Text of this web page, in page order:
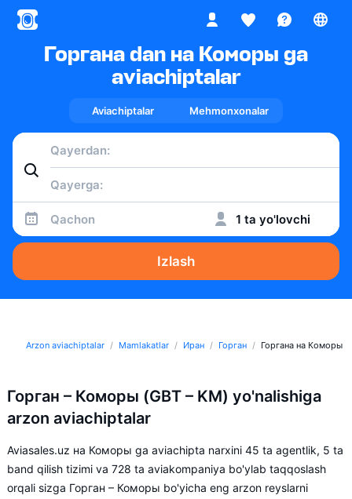
Горгана dan на Коморы ga
aviachiptalar
Aviachiptalar Mehmonxonalar
Qachon 1 ta yo'lovchi
Izlash
Arzon aviachiptalar Mamlakatlar Иран Горган Горгана на Коморы
Горган – Коморы (GBT – KM) yo'nalishiga
arzon aviachiptalar
Aviasales.uz на Коморы ga aviachipta narxini 45 ta agentlik, 5 ta
band qilish tizimi va 728 ta aviakompaniya bo'ylab taqqoslash
orqali sizga Горган – Коморы bo'yicha eng arzon reyslarni